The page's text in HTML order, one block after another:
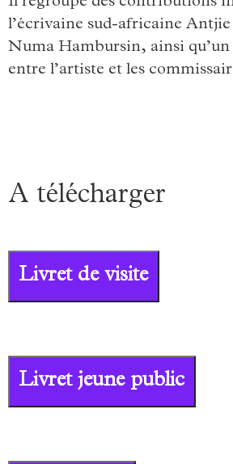
l’écrivaine sud-africaine
Numa Hambursin, ainsi
entre l’artiste et les
A télécharger
Livret de visite
Livret jeune public